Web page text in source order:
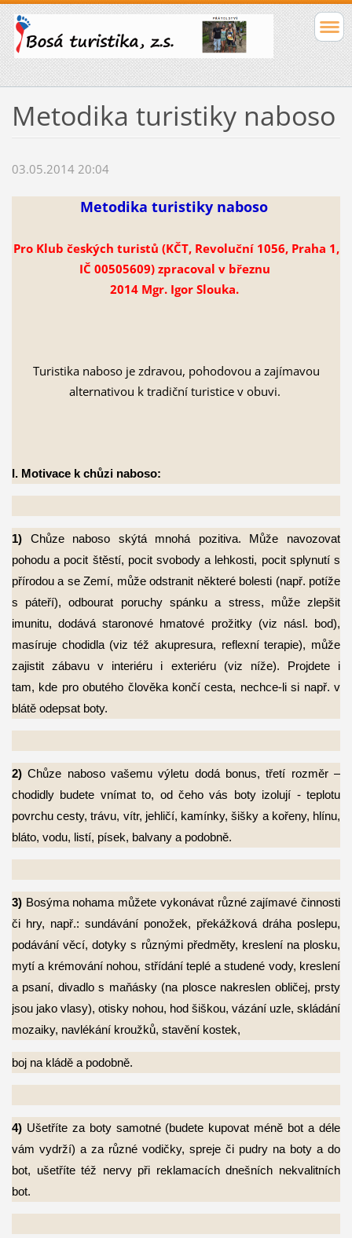
Metodika turistiky naboso
03.05.2014 20:04
Metodika turistiky naboso
Pro Klub českých turistů (KČT, Revoluční 1056, Praha 1,
IČ 00505609) zpracoval v březnu
2014 Mgr. Igor Slouka.
Turistika naboso je zdravou, pohodovou a zajímavou
alternativou k tradiční turistice v obuvi.
I. Motivace k chůzi naboso:
1)Chůze naboso skýtá mnohá pozitiva. Může navozovat
pohodu a pocit štěstí, pocit svobody a lehkosti, pocit splynutí s
přírodou a se Zemí, může odstranit některé bolesti (např. potíže
s páteří), odbourat poruchy spánku a stress, může zlepšit
imunitu, dodává staronové hmatové prožitky (viz násl. bod),
masíruje chodidla (viz též akupresura, reflexní terapie), může
zajistit zábavu v interiéru i exteriéru (viz níže). Projdete i
tam, kde pro obutého člověka končí cesta, nechce-li si např. v
blátě odepsat boty.
2)Chůze naboso vašemu výletu dodá bonus, třetí rozměr –
chodidly budete vnímat to, od čeho vás boty izolují - teplotu
povrchu cesty, trávu, vítr, jehličí, kamínky, šišky a kořeny, hlínu,
bláto, vodu, listí, písek, balvany a podobně.
3)Bosýma nohama můžete vykonávat různé zajímavé činnosti
či hry, např.: sundávání ponožek, překážková dráha poslepu,
podávání věcí, dotyky s různými předměty, kreslení na plosku,
mytí a krémování nohou, střídání teplé a studené vody, kreslení
a psaní, divadlo s maňásky (na plosce nakreslen obličej, prsty
jsou jako vlasy), otisky nohou, hod šiškou, vázání uzle, skládání
mozaiky, navlékání kroužků, stavění kostek,
boj na kládě a podobně.
4)Ušetříte za boty samotné (budete kupovat méně bot a déle
vám vydrží) a za různé vodičky, spreje či pudry na boty a do
bot, ušetříte též nervy při reklamacích dnešních nekvalitních
bot.